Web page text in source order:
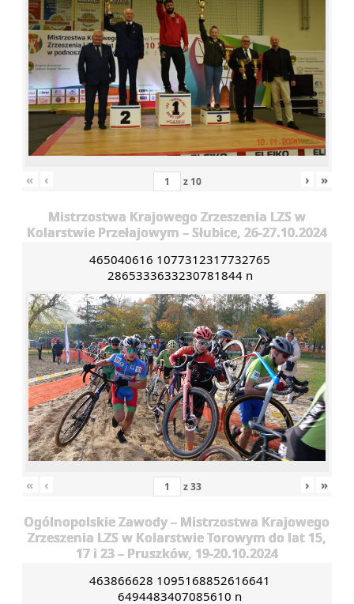
« ‹ z 10 › »
Mistrzostwa Krajowego Zrzeszenia LZS w
Kolarstwie Przełajowym – Słubice, 26-27.10.2024
465040616 1077312317732765
2865333633230781844 n
« ‹ z33 › »
Ogólnopolskie Zawody – Mistrzostwa Krajowego
Zrzeszenia LZS w Kolarstwie Torowym do lat 15,
17 i 23 – Pruszków, 19-20.10.2024
463866628 1095168852616641
6494483407085610 n